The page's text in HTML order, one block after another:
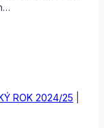
ROK 2024/25